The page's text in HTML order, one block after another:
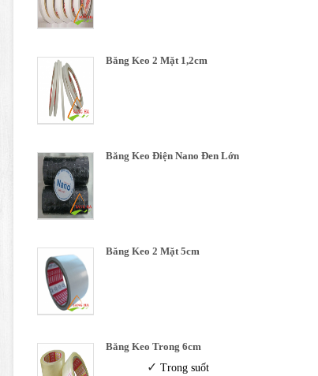
Băng Keo 2 Mặt 1,2cm
Băng Keo Điện Nano Đen Lớn
Băng Keo 2 Mặt 5cm
Băng Keo Trong 6cm
✓ Trong suốt